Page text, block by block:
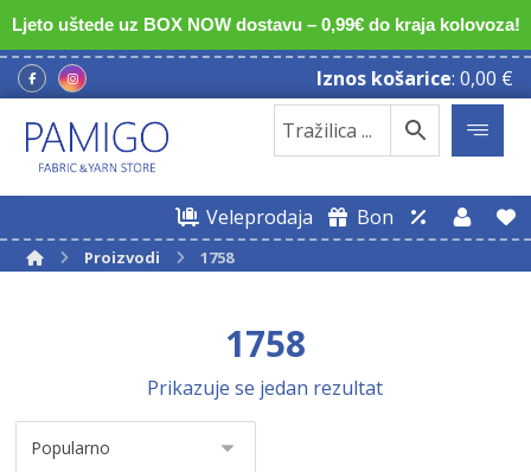
Ljeto uštede uz BOX NOW dostavu – 0,99€ do kraja kolovoza!
Iznos košarice: 0,00 €
Veleprodaja Bon
Proizvodi 1758
1758
Prikazuje se jedan rezultat